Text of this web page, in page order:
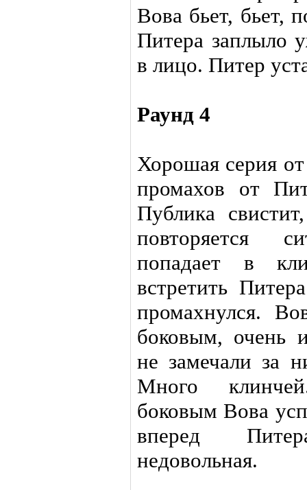
Вова бьет, бьет,
Питера заплыло
в лицо. Питер
Раунд 4
Хорошая серия
промахов от
Публика
повторяется
попадает в
встретить
промахнулся.
боковым, очень
не замечали за
Много
боковым Вова
вперед
недовольная.